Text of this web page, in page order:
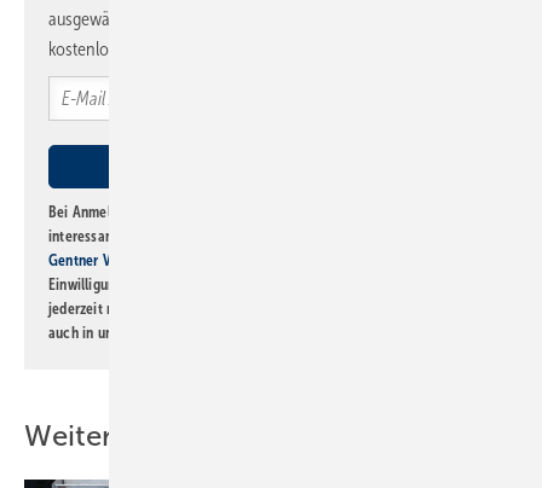
ausgewählte Informationen und Neuigkeiten, gebündelt und
kostenlos direkt ins Postfach.
Bei Anmeldung zu diesem Newsletter bin ich damit einverstanden, über
interessante Verlags- und Online-Angebote
Gentner Verlag GmbH & Co. KG
Einwilligung kann ich jederzeit widerrufen und eine Abmeldung ist
jederzeit möglich. Informationen zum Umgang mit Daten finden Sie
auch in unserer
Weitere Inhalte